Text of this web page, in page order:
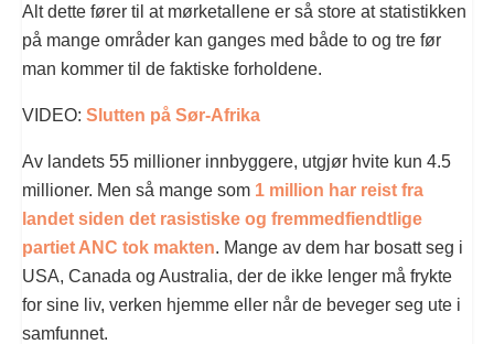
Alt dette fører til at mørketallene er så store at statistikken
på mange områder kan ganges med både to og tre før
man kommer til de faktiske forholdene.
VIDEO: Slutten på Sør-Afrika
Av landets 55 millioner innbyggere, utgjør hvite kun 4.5
millioner. Men så mange som 1 million har reist fra
landet siden det rasistiske og fremmedfiendtlige
partiet ANC tok makten. Mange av dem har bosatt seg i
USA, Canada og Australia, der de ikke lenger må frykte
for sine liv, verken hjemme eller når de beveger seg ute i
samfunnet.